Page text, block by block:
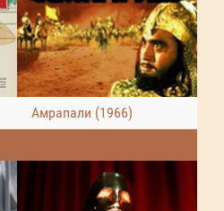
Амрапали (1966)